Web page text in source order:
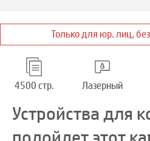
Только для юр. лиц,
4500 стр. Лазерный
Устройства для